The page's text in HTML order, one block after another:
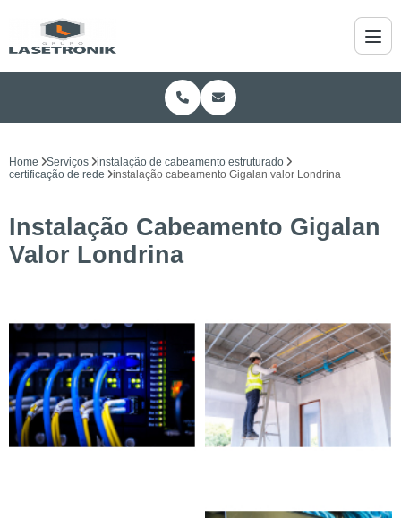
Home Serviços
instalação de cabeamento estruturado
certificação de rede
instalação cabeamento Gigalan valor Londrina
Instalação Cabeamento Gigalan
Valor Londrina